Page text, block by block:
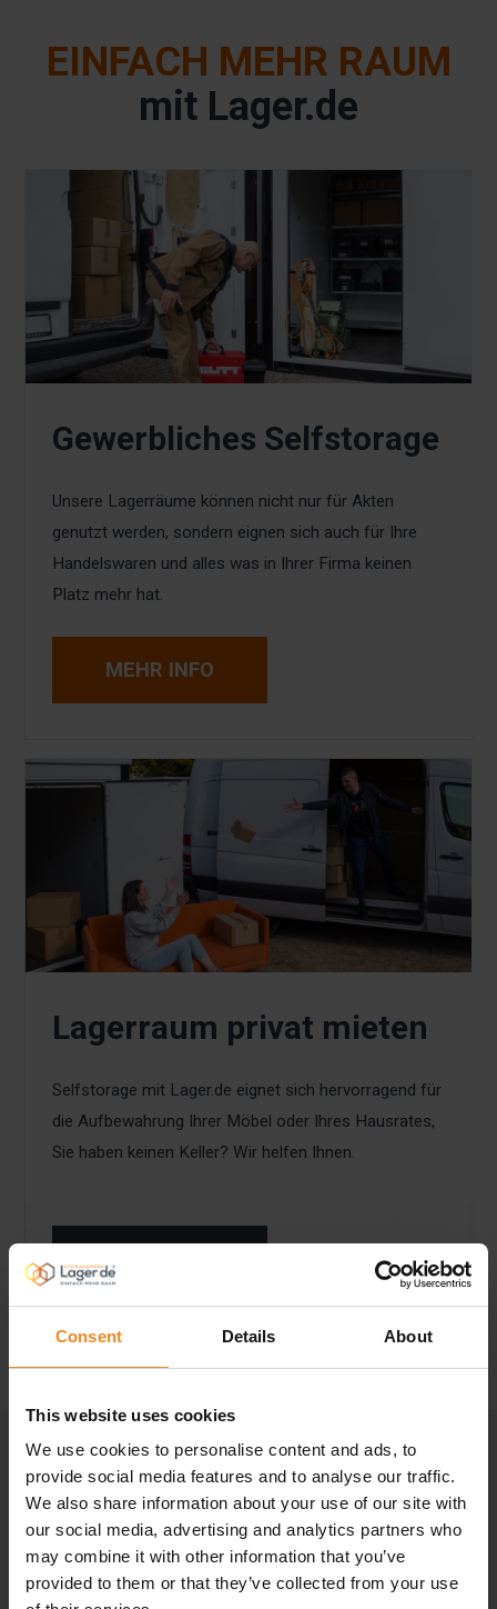
Consent Details About
This website uses cookies
We use cookies to personalise content and ads, to
provide social media features and to analyse our traffic.
We also share information about your use of our site with
our social media, advertising and analytics partners who
may combine it with other information that you’ve
provided to them or that they’ve collected from your use
EINFACH MEHR RAUM
mit Lager.de
Gewerbliches Selfstorage
Unsere Lagerräume können nicht nur für Akten
genutzt werden, sondern eignen sich auch für Ihre
Handelswaren und alles was in Ihrer Firma keinen
Platz mehr hat.
MEHR INFO
Lagerraum privat mieten
Selfstorage mit Lager.de eignet sich hervorragend für
die Aufbewahrung Ihrer Möbel oder Ihres Hausrates,
Sie haben keinen Keller? Wir helfen Ihnen.
MEHR INFO
Jetzt Raumbedarf
berechnen
Wie viel Platz brauche ich? Mit unserem Raumrechner finden